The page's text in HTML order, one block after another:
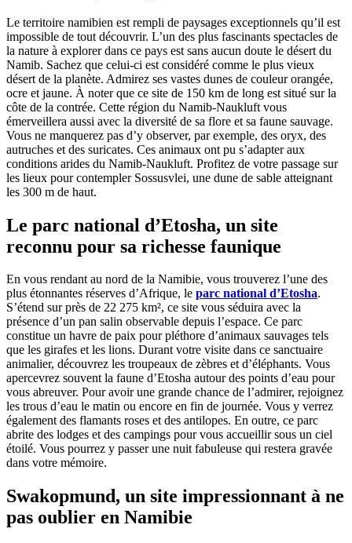
Le territoire namibien est rempli de paysages exceptionnels qu’il est
impossible de tout découvrir. L’un des plus fascinants spectacles de
la nature à explorer dans ce pays est sans aucun doute le désert du
Namib. Sachez que celui-ci est considéré comme le plus vieux
désert de la planète. Admirez ses vastes dunes de couleur orangée,
ocre et jaune. À noter que ce site de 150 km de long est situé sur la
côte de la contrée. Cette région du Namib-Naukluft vous
émerveillera aussi avec la diversité de sa flore et sa faune sauvage.
Vous ne manquerez pas d’y observer, par exemple, des oryx, des
autruches et des suricates. Ces animaux ont pu s’adapter aux
conditions arides du Namib-Naukluft. Profitez de votre passage sur
les lieux pour contempler Sossusvlei, une dune de sable atteignant
les 300 m de haut.
Le parc national d’Etosha, un site
reconnu pour sa richesse faunique
En vous rendant au nord de la Namibie, vous trouverez l’une des
plus étonnantes réserves d’Afrique, le parc national d’Etosha.
S’étend sur près de 22 275 km², ce site vous séduira avec la
présence d’un pan salin observable depuis l’espace. Ce parc
constitue un havre de paix pour pléthore d’animaux sauvages tels
que les girafes et les lions. Durant votre visite dans ce sanctuaire
animalier, découvrez les troupeaux de zèbres et d’éléphants. Vous
apercevrez souvent la faune d’Etosha autour des points d’eau pour
vous abreuver. Pour avoir une grande chance de l’admirer, rejoignez
les trous d’eau le matin ou encore en fin de journée. Vous y verrez
également des flamants roses et des antilopes. En outre, ce parc
abrite des lodges et des campings pour vous accueillir sous un ciel
étoilé. Vous pourrez y passer une nuit fabuleuse qui restera gravée
dans votre mémoire.
Swakopmund, un site impressionnant à ne
pas oublier en Namibie